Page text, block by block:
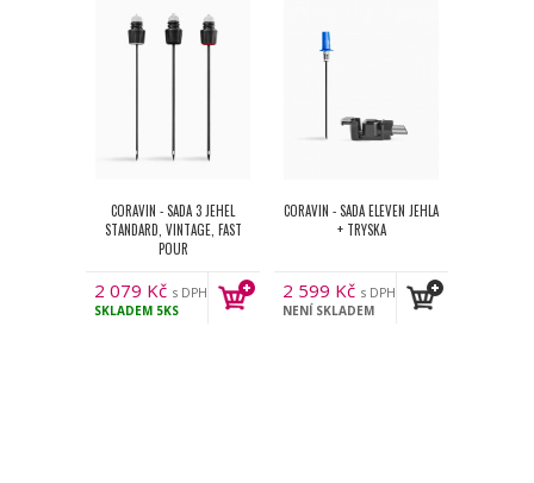
CORAVIN - SADA 3 JEHEL
STANDARD, VINTAGE, FAST
POUR
2 079 Kč s DPH
SKLADEM 5KS
CORAVIN - SADA ELEVEN JEHLA
+ TRYSKA
2 599 Kč s DPH
NENÍ SKLADEM